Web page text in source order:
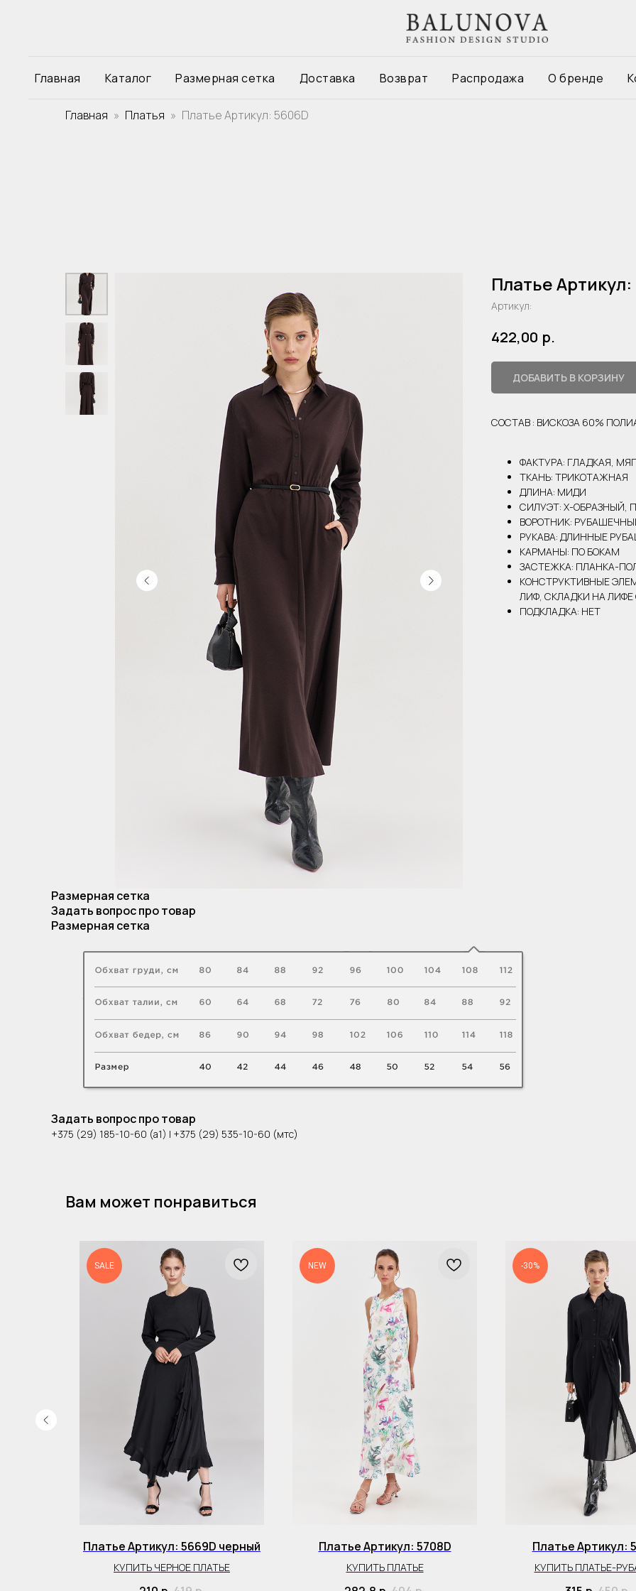
Главная Каталог Размерная сетка Доставка Возврат Распродажа О бренде
Главная Платья Платье Артикул: 5606D
Платье
Артикул:
422,00 р.
ДОБАВИТЬ В КОРЗИНУ
СОСТАВ : ВИСКОЗА 60%
ФАКТУРА: ГЛАДКАЯ,
ТКАНЬ: ТРИКОТАЖНАЯ
ДЛИНА: МИДИ
СИЛУЭТ: Х-ОБРАЗНЫЙ,
ВОРОТНИК:
РУКАВА: ДЛИННЫЕ
КАРМАНЫ: ПО БОКАМ
ЗАСТЕЖКА: ПЛАНКА-
КОНСТРУКТИВНЫЕ
ЛИФ, СКЛАДКИ НА
ПОДКЛАДКА: НЕТ
Размерная сетка
Задать вопрос про товар
Размерная сетка
Задать вопрос про товар
+375 (29) 185-10-60 (а1) | +375 (29) 535-10-60 (мтс)
Вам может понравиться
SALE
Платье Артикул: 5669D черный
КУПИТЬ ЧЕРНОЕ ПЛАТЬЕ
NEW
Платье Артикул: 5708D
КУПИТЬ ПЛАТЬЕ
-30%
Платье Артикул:
КУПИТЬ ПЛАТЬЕ-